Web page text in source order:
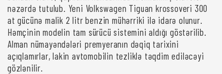
nəzərdə tutulub. Yeni Volkswagen Tiguan krossoveri 300
at gücünə malik 2 litr benzin mühərriki ilə idarə olunur.
Həmçinin modelin tam sürücü sistemini aldığı göstərilib.
Alman nümayəndələri premyeranın dəqiq tarixini
açıqlamırlar, lakin avtomobilin tezliklə təqdim ediləcəyi
gözlənilir.